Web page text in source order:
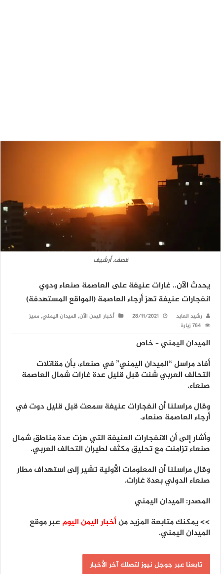
قصف. أرشيف
يحدث الآن.. غارات عنيفة على العاصمة صنعاء ودوي
انفجارات عنيفة تهز أرجاء العاصمة (المواقع المستهدفة)
رشيد العابد 28/11/2021 أخبار اليمن الآن, الميدان اليمني, مميز
764 زيارة
الميدان اليمني – خاص
أفاد مراسل “الميدان اليمني” في صنعاء، بأن مقاتلات
التحالف العربي شنت قبل قليل عدة غارات شمال العاصمة
صنعاء.
وقال مراسلنا أن انفجارات عنيفة سمعت قبل قليل دوت في
أرجاء العاصمة صنعاء.
وأشار إلى أن الانفجارات العنيفة التي هزت عدة مناطق شمال
صنعاء تزامنت مع تحليق مكثف لطيران التحالف العربي.
وقال مراسلنا أن المعلومات الأولية تشير إلى استهداف مطار
صنعاء الدولي بعدة غارات.
المصدر: الميدان اليمني
>> يمكنك متابعة المزيد منأخبار اليمن اليومعبر موقع
الميدان اليمني.
تابعنا عبر جوجل نيوز لتصلك آخر الأخبار